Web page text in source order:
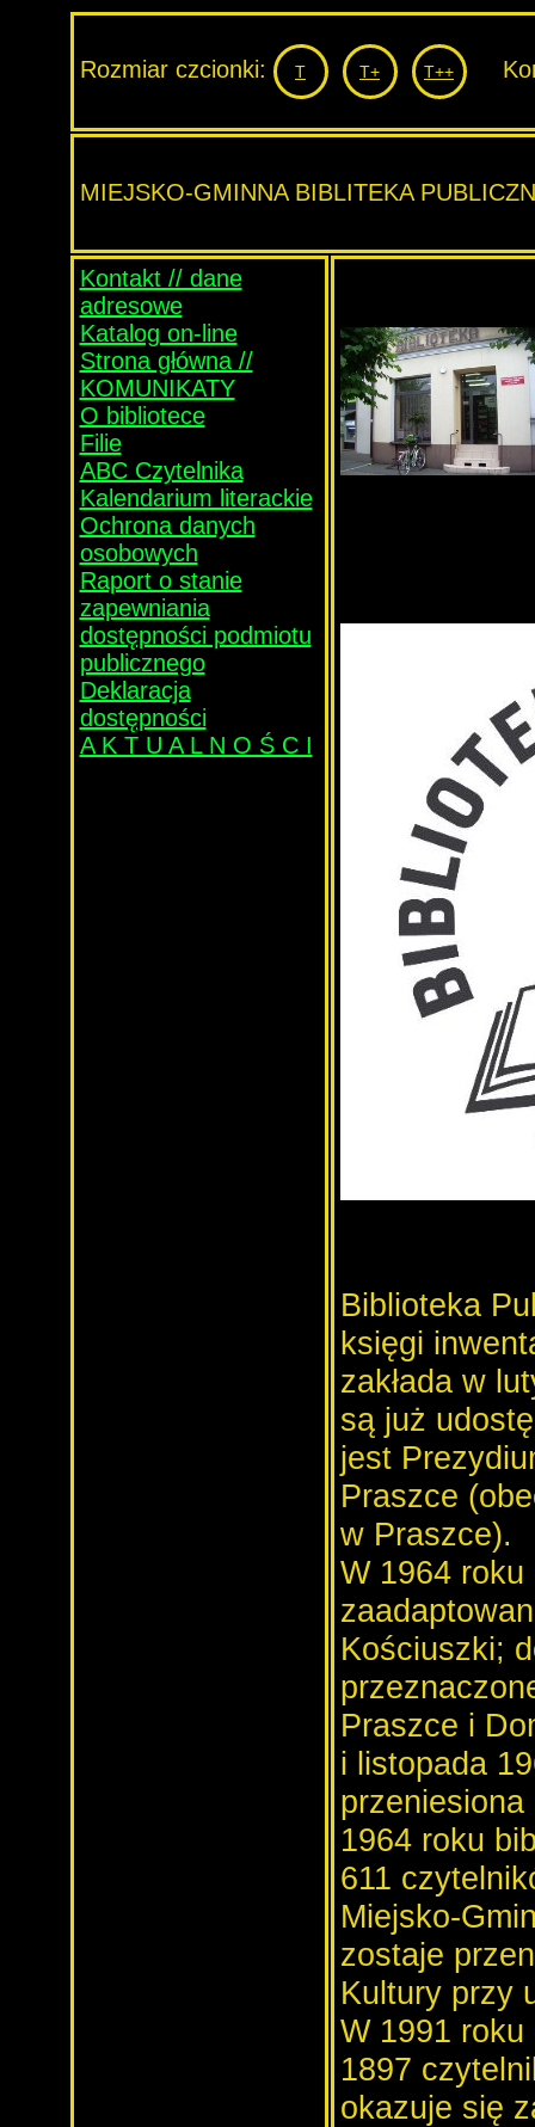
Rozmiar czcionki: T T+ T++
MIEJSKO-GMINNA BIBLITEKA
Kontakt // dane
adresowe
Katalog on-line
Strona główna //
KOMUNIKATY
O bibliotece
Filie
ABC Czytelnika
Kalendarium literackie
Ochrona danych
osobowych
Raport o stanie
zapewniania
dostępności podmiotu
publicznego
Deklaracja
dostępności
A K T U A L N O Ś C I
Biblioteka
księgi
zakłada w
są już
jest
Praszce
w Praszce).
W 1964
Kościuszki;
Praszce i
i listopada
1964 roku
611
Miejsko-
zostaje
Kultury przy
W 1991 roku
1897
okazuje się